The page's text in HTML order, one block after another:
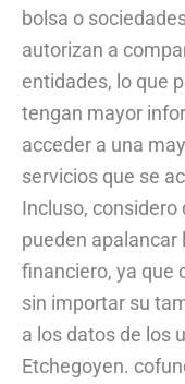
bolsa o
autorizan a
entidades, lo que
tengan mayor
acceder a una
servicios que se
Incluso,
pueden
financiero, ya que
sin importar su
a los datos de los
Etchegoyen.